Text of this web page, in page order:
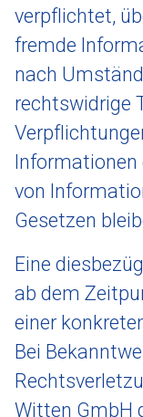
verpflichtet,
fremde
nach
rechtswidrige
Informationen
von
Gesetzen
Eine
ab dem
einer
Bei
Witten GmbH